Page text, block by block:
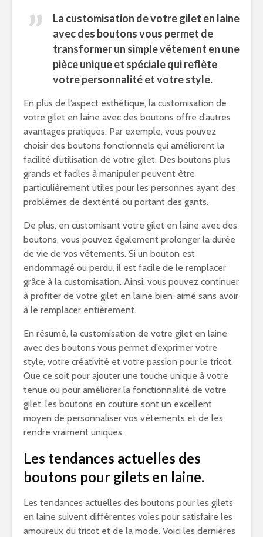
La customisation de votre gilet en laine
avec des boutons vous permet de
transformer un simple vêtement en une
pièce unique et spéciale qui reflète
votre personnalité et votre style.
En plus de l’aspect esthétique, la customisation de
votre gilet en laine avec des boutons offre d’autres
avantages pratiques. Par exemple, vous pouvez
choisir des boutons fonctionnels qui améliorent la
facilité d’utilisation de votre gilet. Des boutons plus
grands et faciles à manipuler peuvent être
particulièrement utiles pour les personnes ayant des
problèmes de dextérité ou portant des gants.
De plus, en customisant votre gilet en laine avec des
boutons, vous pouvez également prolonger la durée
de vie de vos vêtements. Si un bouton est
endommagé ou perdu, il est facile de le remplacer
grâce à la customisation. Ainsi, vous pouvez continuer
à profiter de votre gilet en laine bien-aimé sans avoir
à le remplacer entièrement.
En résumé, la customisation de votre gilet en laine
avec des boutons vous permet d’exprimer votre
style, votre créativité et votre passion pour le tricot.
Que ce soit pour ajouter une touche unique à votre
tenue ou pour améliorer la fonctionnalité de votre
gilet, les boutons en couture sont un excellent
moyen de personnaliser vos vêtements et de les
rendre vraiment uniques.
Les tendances actuelles des
boutons pour gilets en laine.
Les tendances actuelles des boutons pour les gilets
en laine suivent différentes voies pour satisfaire les
amoureux du tricot et de la mode. Voici les dernières